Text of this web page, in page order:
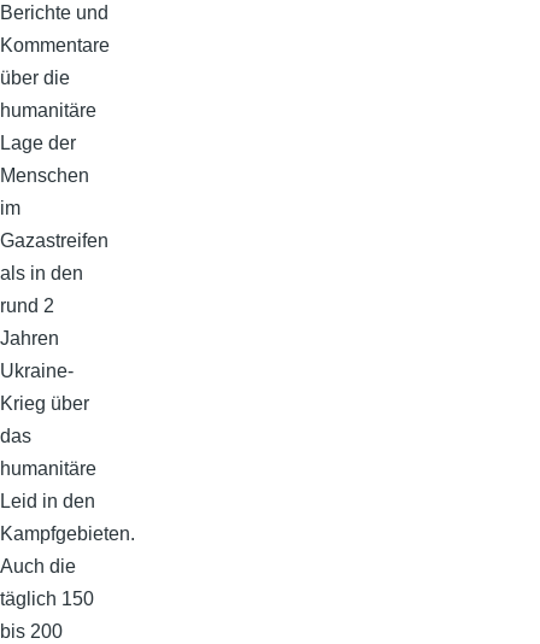
Berichte und
Kommentare
über die
humanitäre
Lage der
Menschen
im
Gazastreifen
als in den
rund 2
Jahren
Ukraine-
Krieg über
das
humanitäre
Leid in den
Kampfgebieten.
Auch die
täglich 150
bis 200